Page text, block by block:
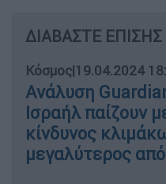
ΔΙΑΒΑΣΤΕ ΕΠΙΣΗΣ
Κόσμος|19.04.2024
Ανάλυση
Ισραήλ παίζουν
κίνδυνος
μεγαλύτερος